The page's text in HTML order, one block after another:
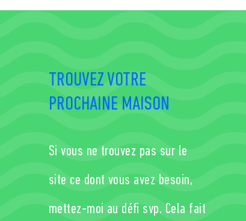
TROUVEZ VOTRE
PROCHAINE MAISON
Si vous ne trouvez pas sur le
site ce dont vous avez besoin,
mettez-moi au déﬁ svp. Cela fait